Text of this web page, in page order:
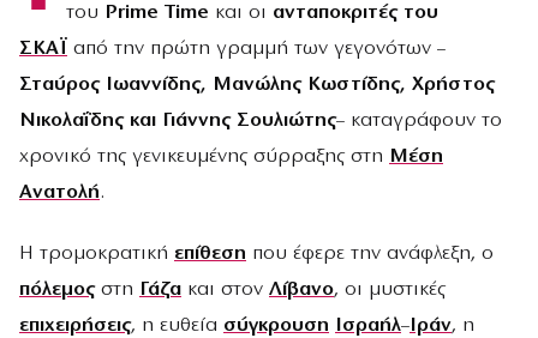
του Prime Time και οι ανταποκριτές του
ΣΚΑΪ
από την πρώτη γραμμή των γεγονότων –
Σταύρος Ιωαννίδης, Μανώλης Κωστίδης, Χρήστος
Νικολαΐδης και Γιάννης Σουλιώτης– καταγράφουν το
χρονικό της γενικευμένης σύρραξης στη Μέση
Ανατολή.
Η τρομοκρατική επίθεση που έφερε την ανάφλεξη, ο
πόλεμοςστη Γάζα και στον Λίβανο, οι μυστικές
επιχειρήσεις, η ευθεία σύγκρουση Ισραήλ– Ιράν, η